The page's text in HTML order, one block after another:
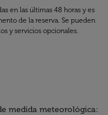
en las últimas 48 horas y es
de la reserva. Se pueden
y servicios opcionales.
medida meteorológica: